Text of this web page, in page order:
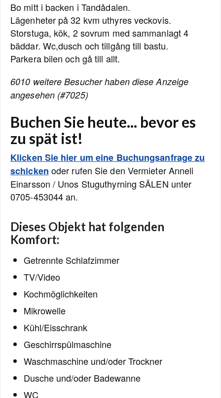
Bo mitt i backen i Tandådalen.
Lägenheter på 32 kvm uthyres veckovis.
Storstuga, kök, 2 sovrum med sammanlagt 4
bäddar. Wc,dusch och tillgång till bastu.
Parkera bilen och gå till allt.
6010 weitere Besucher haben diese Anzeige
angesehen (#7025)
Buchen Sie heute... bevor es
zu spät ist!
Klicken Sie hier um eine Buchungsanfrage zu
schicken oder rufen Sie den Vermieter Anneli
Einarsson / Unos Stuguthyrning SÄLEN unter
0705-453044 an.
Dieses Objekt hat folgenden
Komfort:
Getrennte Schlafzimmer
TV/Video
Kochmöglichkeiten
Mikrowelle
Kühl/Eisschrank
Geschirrspülmaschine
Waschmaschine und/oder Trockner
Dusche und/oder Badewanne
WC